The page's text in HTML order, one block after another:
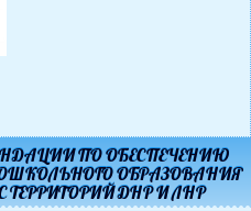
ПО ОБЕСПЕЧЕНИЮ
ОБРАЗОВАНИЯ
ДНР И ЛНР